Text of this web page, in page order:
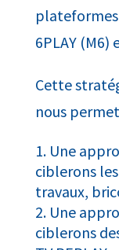
6PLAY (M6)
Cette
nous
Une
ciblerons
travaux,
Une
ciblerons